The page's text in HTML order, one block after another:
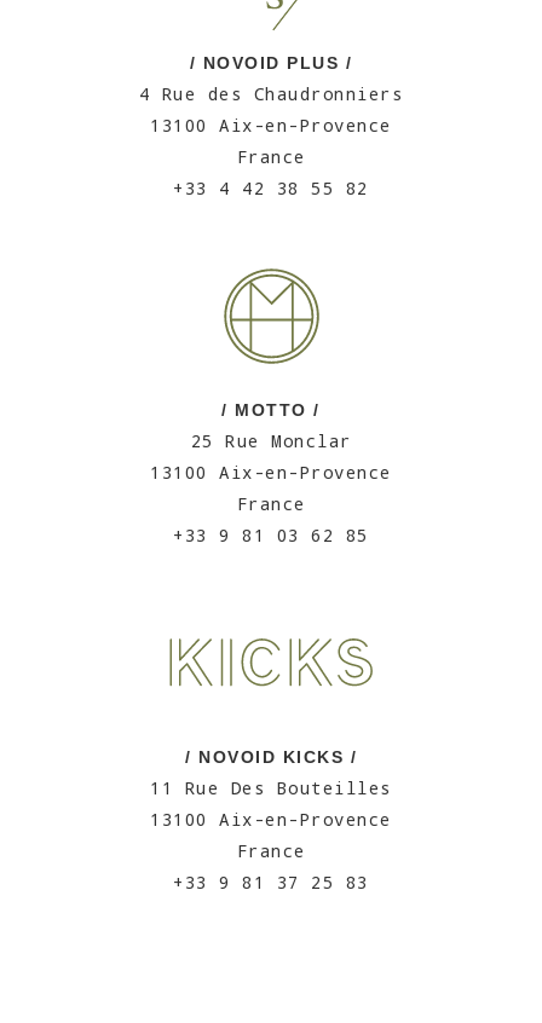
/ NOVOID PLUS /
4 Rue des Chaudronniers
13100 Aix-en-Provence
France
+33 4 42 38 55 82
/ MOTTO /
25 Rue Monclar
13100 Aix-en-Provence
France
+33 9 81 03 62 85
/ NOVOID KICKS /
11 Rue Des Bouteilles
13100 Aix-en-Provence
France
+33 9 81 37 25 83